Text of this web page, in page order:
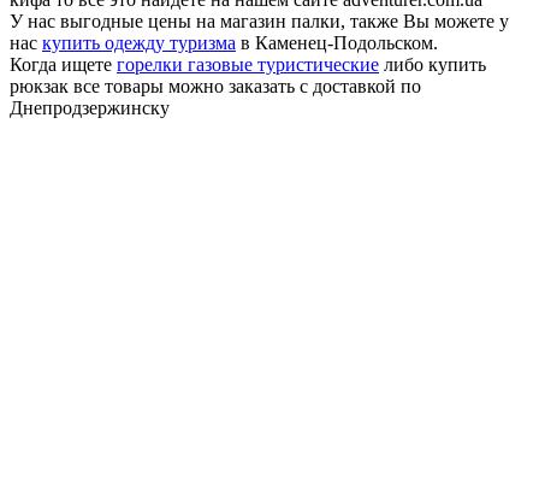
У нас выгодные цены на магазин палки, также Вы можете у
нас купить одежду туризма в Каменец-Подольском.
Когда ищете горелки газовые туристические либо купить
рюкзак все товары можно заказать с доставкой по
Днепродзержинску